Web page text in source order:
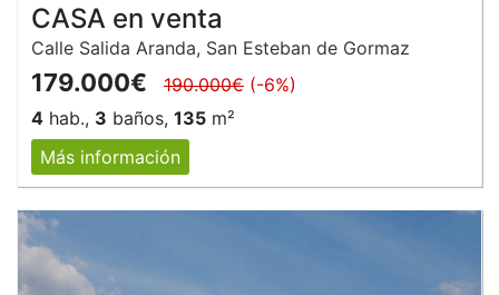
CASA en venta
Calle Salida Aranda, San Esteban de Gormaz
179.000€ 190.000€ (-6%)
4 hab., 3 baños, 135 m²
Más información